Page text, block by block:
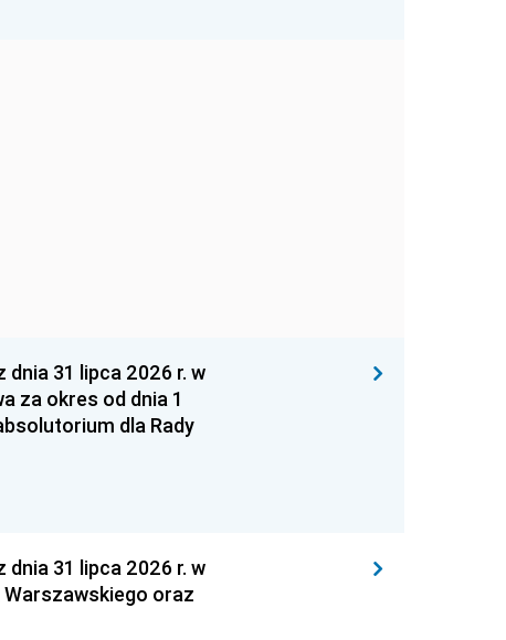
dnia 31 lipca 2026 r. w
za okres od dnia 1
dla Rady
dnia 31 lipca 2026 r. w
oraz